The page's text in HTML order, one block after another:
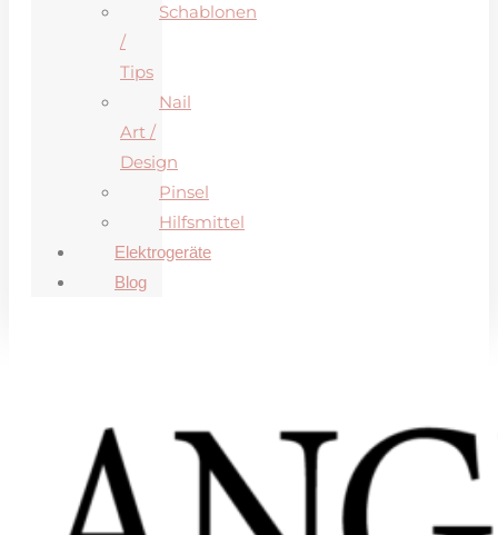
Schablonen
/
Tips
Nail
Art /
Design
Pinsel
Hilfsmittel
Elektrogeräte
Blog